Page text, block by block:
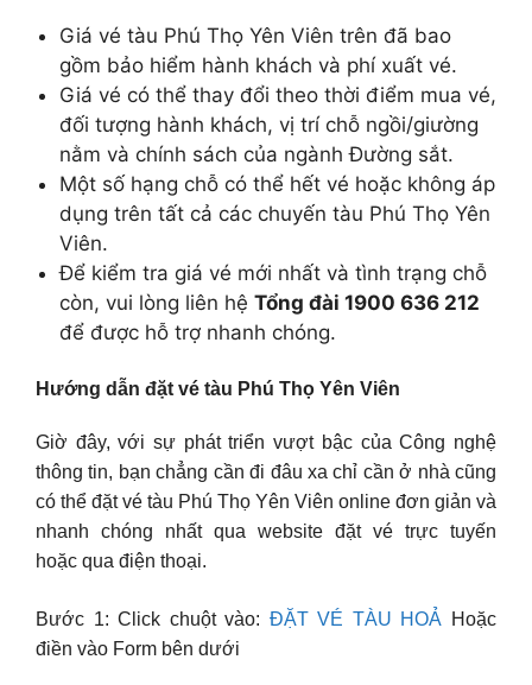
Giá vé tàu Phú Thọ Yên Viên trên đã bao
gồm bảo hiểm hành khách và phí xuất vé.
Giá vé có thể thay đổi theo thời điểm mua vé,
đối tượng hành khách, vị trí chỗ ngồi/giường
nằm và chính sách của ngành Đường sắt.
Một số hạng chỗ có thể hết vé hoặc không áp
dụng trên tất cả các chuyến tàu Phú Thọ Yên
Viên.
Để kiểm tra giá vé mới nhất và tình trạng chỗ
còn, vui lòng liên hệ Tổng đài 1900 636 212
để được hỗ trợ nhanh chóng.
Hướng dẫn đặt vé tàu Phú Thọ Yên Viên
Giờ đây, với sự phát triển vượt bậc của Công nghệ
thông tin, bạn chẳng cần đi đâu xa chỉ cần ở nhà cũng
có thể đặt vé tàu Phú Thọ Yên Viên online đơn giản và
nhanh chóng nhất qua website đặt vé trực tuyến
hoặc qua điện thoại.
Bước 1: Click chuột vào: ĐẶT VÉ TÀU HOẢ Hoặc
điền vào Form bên dưới